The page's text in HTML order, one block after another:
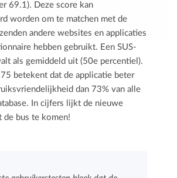
69.1). Deze score kan
worden om te matchen met de
andere websites en applicaties
hebben gebruikt. Een SUS-
als gemiddeld uit (50e percentiel).
75 betekent dat de applicatie beter
dan 73% van alle
In cijfers lijkt de nieuwe
de bus te komen!